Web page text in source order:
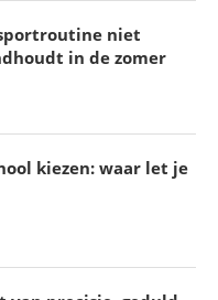
niet
in de zomer
kiezen: waar let je